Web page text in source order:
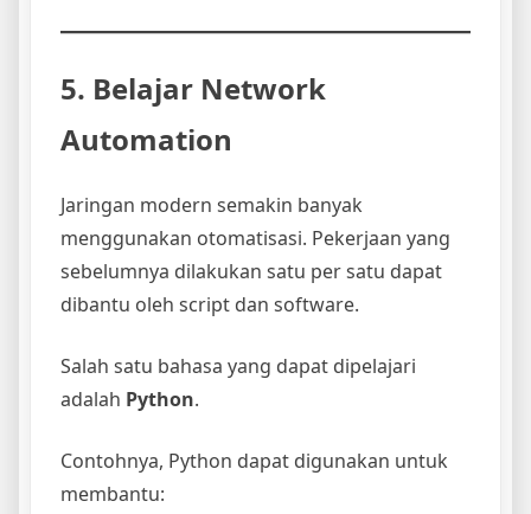
5. Belajar Network
Automation
Jaringan modern semakin banyak
menggunakan otomatisasi. Pekerjaan yang
sebelumnya dilakukan satu per satu dapat
dibantu oleh script dan software.
Salah satu bahasa yang dapat dipelajari
adalah Python.
Contohnya, Python dapat digunakan untuk
membantu: